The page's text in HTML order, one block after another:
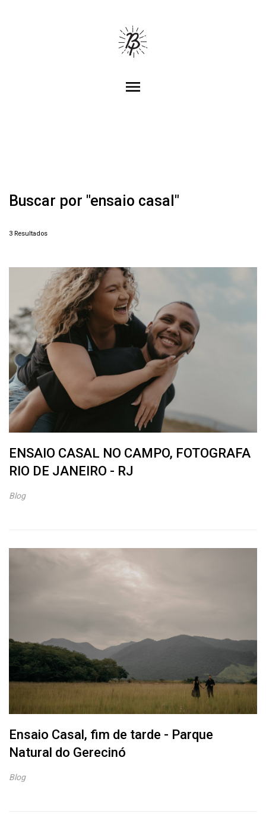
menu
Buscar por "ensaio casal"
3 Resultados
ENSAIO CASAL NO CAMPO, FOTOGRAFA
RIO DE JANEIRO - RJ
Blog
Ensaio Casal, fim de tarde - Parque
Natural do Gerecinó
Blog